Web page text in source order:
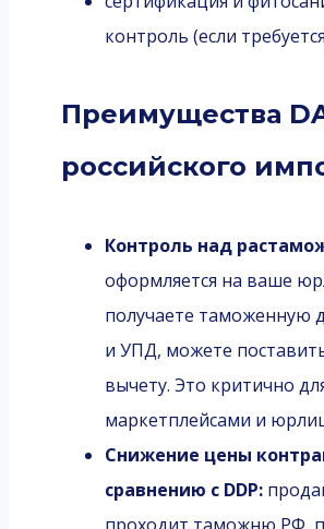
контроль (если
Преимущества
российского
Контроль над
оформляется на ваше
получаете таможенную
и УПД, можете
вычету. Это критично
маркетплейсами и
Снижение цены
сравнению с DDP: